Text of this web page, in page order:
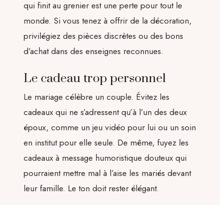
qui finit au grenier est une perte pour tout le
monde. Si vous tenez à offrir de la décoration,
privilégiez des pièces discrètes ou des bons
d’achat dans des enseignes reconnues.
Le cadeau trop personnel
Le mariage célèbre un couple. Évitez les
cadeaux qui ne s’adressent qu’à l’un des deux
époux, comme un jeu vidéo pour lui ou un soin
en institut pour elle seule. De même, fuyez les
cadeaux à message humoristique douteux qui
pourraient mettre mal à l’aise les mariés devant
leur famille. Le ton doit rester élégant.